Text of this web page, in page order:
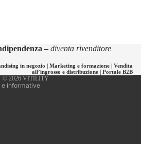
– diventa rivenditore
in negozio Marketing e formazione
Vendita
all’ingrosso e distribuzione
Portale B2B
© 2026 VITILITY
e informative